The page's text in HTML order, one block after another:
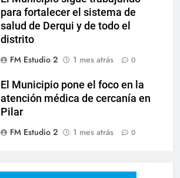
para fortalecer el sistema de
salud de Derqui y de todo el
distrito
FM Estudio 2
1 mes atrás 0
El Municipio pone el foco en la
atención médica de cercanía en
Pilar
FM Estudio 2
1 mes atrás 0